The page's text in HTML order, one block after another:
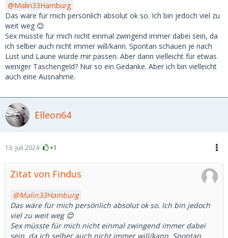
Malin33Hamburg
Das wäre für mich persönlich absolut ok so. Ich bin jedoch viel zu
weit weg 😊
Sex müsste für mich nicht einmal zwingend immer dabei sein, da
ich selber auch nicht immer will/kann. Spontan schauen je nach
Lust und Laune würde mir passen. Aber dann vielleicht für etwas
weniger Taschengeld? Nur so ein Gedanke. Aber ich bin vielleicht
auch eine Ausnahme.
Elleon64
13. Juli 2024 +1
Zitat von Findus
Malin33Hamburg
Das wäre für mich persönlich absolut ok so. Ich bin jedoch
viel zu weit weg 😊
Sex müsste für mich nicht einmal zwingend immer dabei
sein, da ich selber auch nicht immer will/kann. Spontan